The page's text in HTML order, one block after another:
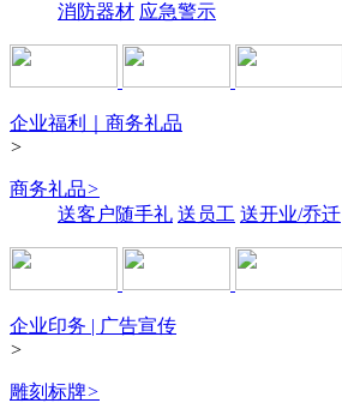
消防器材 应急警示
企业福利｜商务礼品
>
商务礼品>
送客户随手礼 送员工 送开业/乔迁
企业印务 | 广告宣传
>
雕刻标牌>